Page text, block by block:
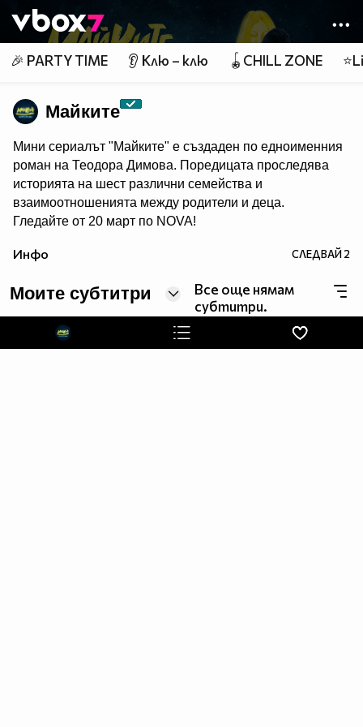
👾
🎉 PARTY TIME 👂 Клю – клю 🪀CHILL ZONE
Майките
Мини сериалът "Майките" е създаден по едноименния
роман на Теодора Димова. Поредицата проследява
историята на шест различни семейства и
взаимоотношенията между родители и деца.
Гледайте от 20 март по NOVA!
Инфо СЛЕДВАЙ2
Моите субтитри
Все още нямам
субтитри.